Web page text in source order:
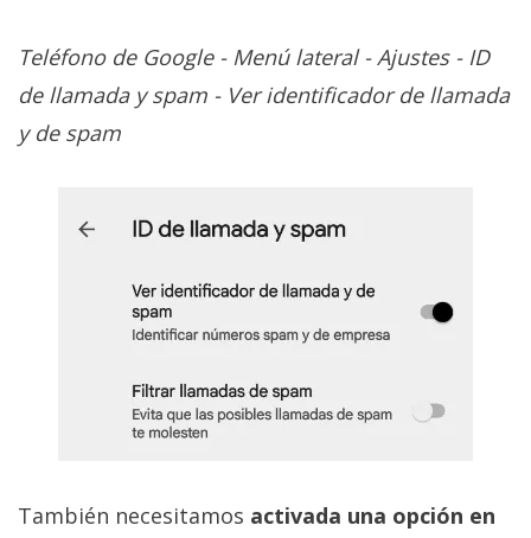
Teléfono de Google - Menú lateral - Ajustes - ID
de llamada y spam - Ver identificador de llamada
y de spam
También necesitamos activada una opción en